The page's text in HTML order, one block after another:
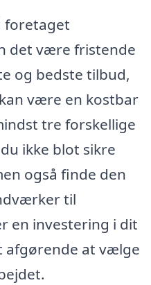
foretaget
det være fristende
og bedste tilbud,
være en kostbar
tre forskellige
ikke blot sikre
også finde den
til
en investering i dit
afgørende at vælge